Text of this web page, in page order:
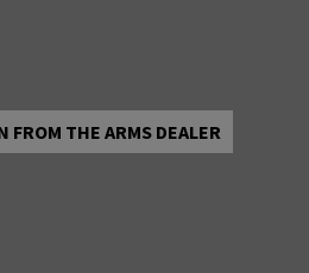
FROM THE ARMS DEALER